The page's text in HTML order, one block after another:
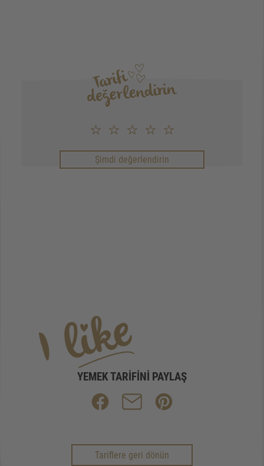
Şimdi değerlendirin
YEMEK TARIFINI PAYLAŞ
Tariflere geri dönün